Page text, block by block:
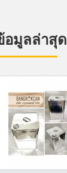
มูลล่าสุด